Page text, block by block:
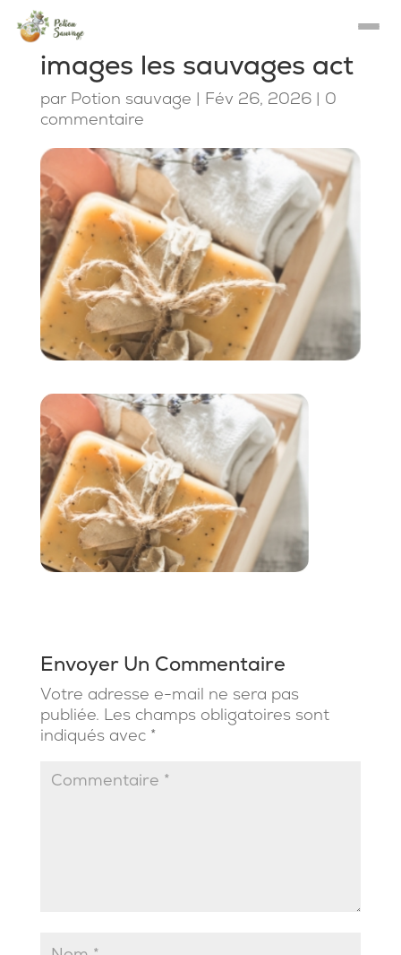
images les sauvages act
par Potion sauvage | Fév 26, 2026| 0
commentaire
Envoyer Un Commentaire
Votre adresse e-mail ne sera pas
publiée. Les champs obligatoires sont
indiqués avec *